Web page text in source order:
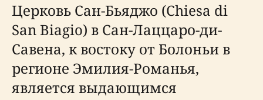
Церковь Сан-Бьяджо (Chiesa di
San Biagio) в Сан-Лаццаро-ди-
Савена, к востоку от Болоньи в
регионе Эмилия-Романья,
является выдающимся